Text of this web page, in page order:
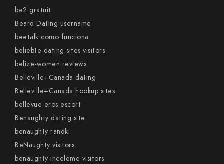
be2 gratuit
Beard Dating username
beetalk como funciona
beliebte-dating-sites visitors
belize-women reviews
Belleville+Canada dating
Belleville+Canada hookup sites
bellevue eros escort
Benaughty dating site
benaughty randki
BeNaughty visitors
benaughty-inceleme visitors